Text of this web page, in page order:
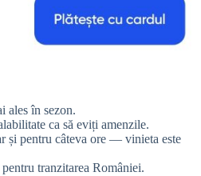
ales în sezon.
ca să eviți amenzile.
și pentru câteva ore — vinieta este
tranzitarea României.